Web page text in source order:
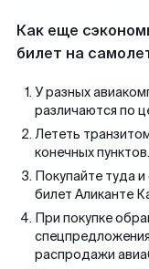
Как еще
билет на
У разных
различаются по
Лететь
конечных пунктов.
Покупайте туда
билет Аликанте
При покупке
распродажи